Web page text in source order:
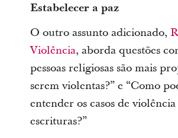
Estabelecer a paz
O outro assunto adicionado,
Violência, aborda questões
pessoas religiosas são mais
serem violentas?” e “Como
entender os casos de violência
escrituras?”